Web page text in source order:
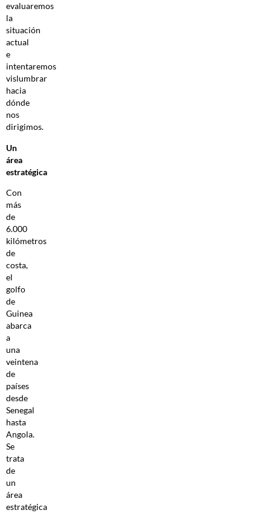
evaluaremos
la
situación
actual
e
intentaremos
vislumbrar
hacia
dónde
nos
dirigimos.
Un
área
estratégica
Con
más
de
6.000
kilómetros
de
costa,
el
golfo
de
Guinea
abarca
a
una
veintena
de
países
desde
Senegal
hasta
Angola.
Se
trata
de
un
área
estratégica